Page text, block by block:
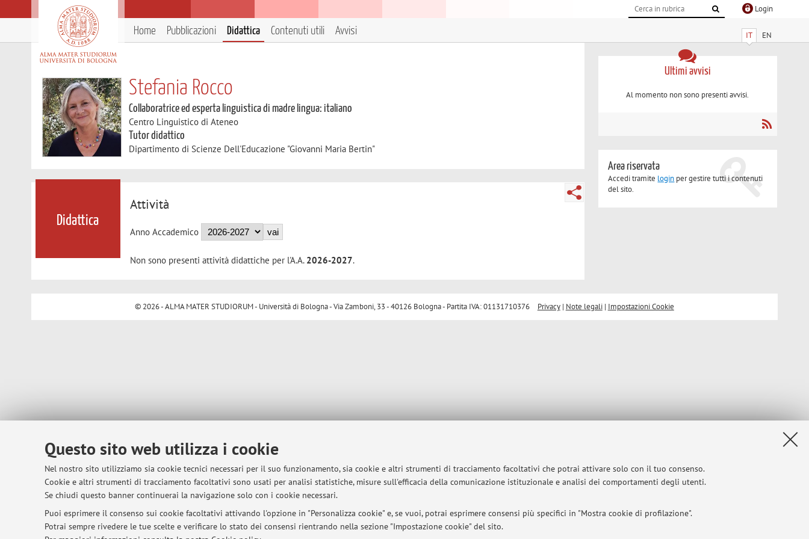
Questo sito web utilizza i cookie
Nel nostro sito utilizziamo sia cookie tecnici necessari per il suo funzionamento, sia cookie e altri strumenti di tracciamento facoltativi che potrai attivare solo con il tuo consenso.
Cookie e altri strumenti di tracciamento facoltativi sono usati per analisi statistiche, misure sull'efficacia della comunicazione istituzionale e analisi dei comportamenti degli utenti.
Se chiudi questo banner continuerai la navigazione solo con i cookie necessari.
Puoi esprimere il consenso sui cookie facoltativi attivando l'opzione in "Personalizza cookie" e, se vuoi, potrai esprimere consensi più specifici in "Mostra cookie di profilazione".
Potrai sempre rivedere le tue scelte e verificare lo stato dei consensi rientrando nella sezione "Impostazione cookie" del sito.
Login
IT EN
Home Pubblicazioni Didattica Contenuti utili Avvisi
Stefania Rocco
Collaboratrice ed esperta linguistica di madre lingua: italiano
Centro Linguistico di Ateneo
Tutor didattico
Dipartimento di Scienze Dell'Educazione "Giovanni Maria Bertin"
Didattica
Attività
Anno Accademico
Non sono presenti attività didattiche per l'A.A. 2026-2027.
Ultimi avvisi
Al momento non sono presenti avvisi.
Area riservata
Accedi tramite login per gestire tutti i contenuti
del sito.
© 2026 - ALMA MATER STUDIORUM - Università di Bologna - Via Zamboni, 33 - 40126 Bologna - Partita IVA: 01131710376 Privacy| Note legali| Impostazioni Cookie